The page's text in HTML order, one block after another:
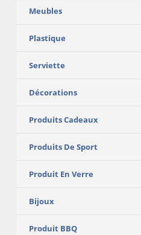
Meubles
Plastique
Serviette
Décorations
Produits Cadeaux
Produits De Sport
Produit En Verre
Bijoux
Produit BBQ